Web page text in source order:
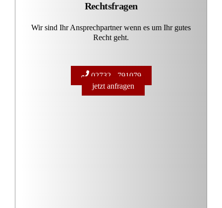
Rechtsfragen
Wir sind Ihr Ansprechpartner wenn es um Ihr gutes
Recht geht.
02732 - 791079
jetzt anfragen